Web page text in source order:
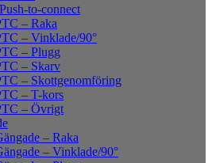
to-connect
– Raka
– Vinklade/90°
– Plugg
– Skarv
– Skottgenomföring
– T-kors
– Övrigt
– Raka
– Vinklade/90°